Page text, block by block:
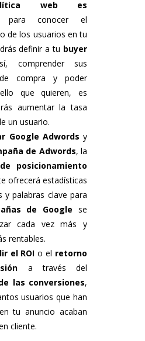
web es
para conocer el
de los usuarios en tu
definir a tu buyer
comprender sus
compra y poder
que quieren, es
aumentar la tasa
un usuario.
Google Adwords y
de Adwords, la
posicionamiento
ofrecerá estadísticas
y palabras clave para
de Google se
cada vez más y
rentables.
el ROI o el retorno
a través del
las conversiones,
usuarios que han
tu anuncio acaban
cliente.